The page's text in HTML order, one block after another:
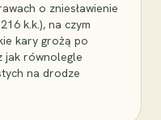
o zniesławienie
k.k.), na czym
kary grożą po
jak równolegle
na drodze